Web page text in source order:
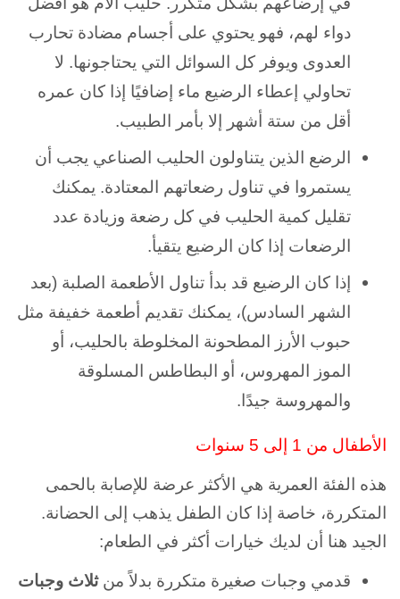
دواء لهم، فهو يحتوي على أجسام مضادة تحارب
العدوى ويوفر كل السوائل التي يحتاجونها. لا
تحاولي إعطاء الرضيع ماء إضافيًا إذا كان عمره
أقل من ستة أشهر إلا بأمر الطبيب.
الرضع الذين يتناولون الحليب الصناعي يجب أن
يستمروا في تناول رضعاتهم المعتادة. يمكنك
تقليل كمية الحليب في كل رضعة وزيادة عدد
الرضعات إذا كان الرضيع يتقيأ.
إذا كان الرضيع قد بدأ تناول الأطعمة الصلبة (بعد
الشهر السادس)، يمكنك تقديم أطعمة خفيفة مثل
حبوب الأرز المطحونة المخلوطة بالحليب، أو
الموز المهروس، أو البطاطس المسلوقة
والمهروسة جيدًا.
الأطفال من 1 إلى 5 سنوات
هذه الفئة العمرية هي الأكثر عرضة للإصابة بالحمى
المتكررة، خاصة إذا كان الطفل يذهب إلى الحضانة.
الجيد هنا أن لديك خيارات أكثر في الطعام:
قدمي وجبات صغيرة متكررة بدلاً منثلاث وجبات